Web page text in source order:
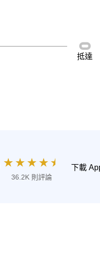
抵達
★ ★ ★ ★ ★
36.2K 則評論
下載